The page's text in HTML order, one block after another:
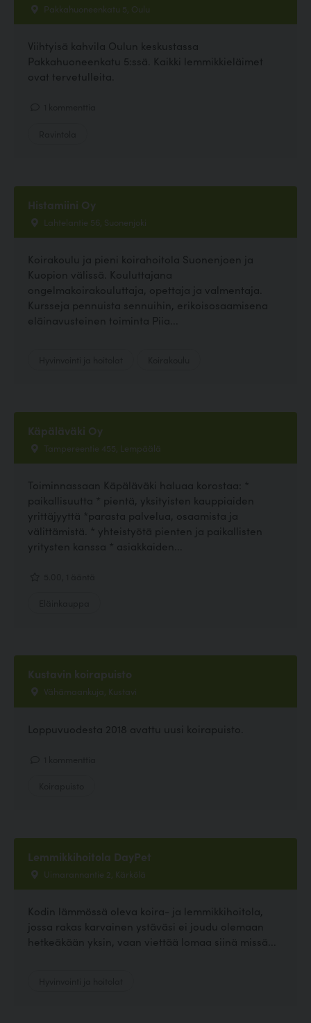
Pakkahuoneenkatu 5, Oulu
Viihtyisä kahvila Oulun keskustassa
Pakkahuoneenkatu 5:ssä. Kaikki lemmikkieläimet
ovat tervetulleita.
Histamiini Oy
Lahtelantie 56, Suonenjoki
Koirakoulu ja pieni koirahoitola Suonenjoen ja
Kuopion välissä. Kouluttajana
ongelmakoirakouluttaja, opettaja ja valmentaja.
Kursseja pennuista sennuihin, erikoisosaamisena
eläinavusteinen toiminta Piia...
Käpäläväki Oy
Tampereentie 455, Lempäälä
Toiminnassaan Käpäläväki haluaa korostaa: *
paikallisuutta * pientä, yksityisten kauppiaiden
yrittäjyyttä *parasta palvelua, osaamista ja
välittämistä. * yhteistyötä pienten ja paikallisten
yritysten kanssa * asiakkaiden...
Kustavin koirapuisto
Vähämaankuja, Kustavi
Loppuvuodesta 2018 avattu uusi koirapuisto.
Lemmikkihoitola DayPet
Uimarannantie 2, Kärkölä
Kodin lämmössä oleva koira- ja lemmikkihoitola,
jossa rakas karvainen ystäväsi ei joudu olemaan
hetkeäkään yksin, vaan viettää lomaa siinä missä...